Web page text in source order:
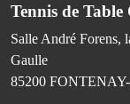
Tennis de
Salle André Forens,
Gaulle
85200